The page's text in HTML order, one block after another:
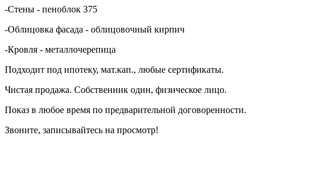
-Стены - пеноблок 375
-Облицовка фасада - облицовочный кирпич
-Кровля - металлочерепица
Подходит под ипотеку, мат.кап., любые сертификаты.
Чистая продажа. Собственник один, физическое лицо.
Показ в любое время по предварительной договоренности.
Звоните, записывайтесь на просмотр!